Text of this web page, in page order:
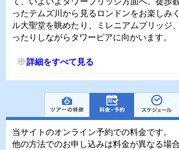
ったテムズ川から見るロンドンをお楽しみ
ル大聖堂を眺めたり、ミレニアムブリッジ
ったりしながらタワーピアに向かいます。
詳細をすべて見る
当サイトのオンライン予約での料金です。
他の方法でのお申し込みは料金が異なる場